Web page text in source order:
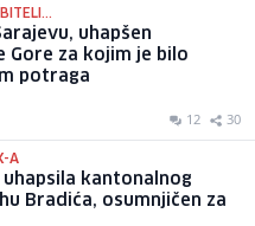
uhapšen
Gore za kojim je bilo
potraga
12 30
A
uhapsila kantonalnog
Bradića, osumnjičen za